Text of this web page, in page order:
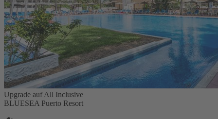
Upgrade auf All Inclusive
BLUESEA Puerto Resort